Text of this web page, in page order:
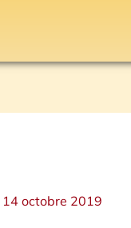
14 octobre 2019